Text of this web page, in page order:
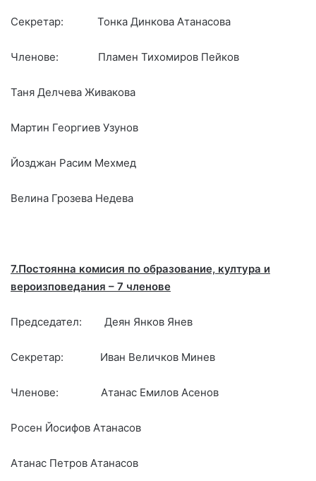
Секретар: Тонка Динкова Атанасова
Членове: Пламен Тихомиров Пейков
Таня Делчева Живакова
Мартин Георгиев Узунов
Йозджан Расим Мехмед
Велина Грозева Недева
7.Постоянна комисия по образование, култура и
вероизповедания – 7 членове
Председател: Деян Янков Янев
Секретар: Иван Величков Минев
Членове: Атанас Емилов Асенов
Росен Йосифов Атанасов
Атанас Петров Атанасов